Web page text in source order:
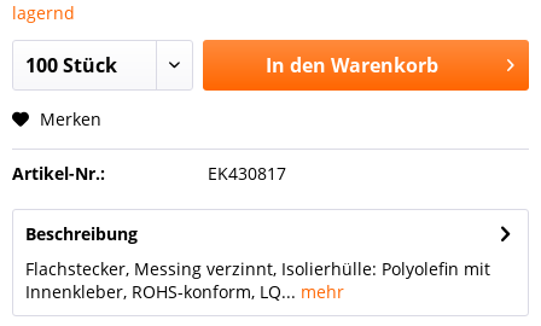
lagernd
In den Warenkorb
Merken
Artikel-Nr.: EK430817
Beschreibung
Flachstecker, Messing verzinnt, Isolierhülle: Polyolefin mit
Innenkleber, ROHS-konform, LQ... mehr